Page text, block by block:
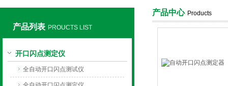
产品列表 PROUCTS LIST
开口闪点测定仪
全自动开口闪点测试仪
产品中心 Products